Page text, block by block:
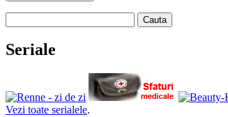
Cauta
Seriale
Vezi toate serialele.